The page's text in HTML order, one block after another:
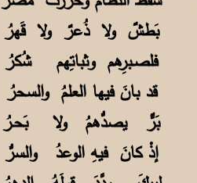
بَطشٌ ولا ذُعرٌ ولا قَهرُ
فلصـبرِهم وثباتِهم شُكرُ
قد بانَ فيها العلمُ والسحرُ
بَرٌّ يصدُّهمُ ولا بَحـرُ
إذْ كانَ فيهِ الوعدُ والسرُّ